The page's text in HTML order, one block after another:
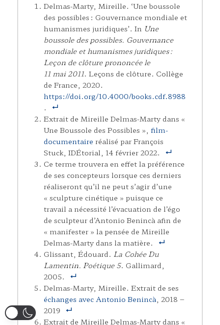
Delmas-Marty, Mireille. ‘Une boussole
des possibles : Gouvernance mondiale et
humanismes juridiques’. In Une
boussole des possibles. Gouvernance
mondiale et humanismes juridiques:
Leçon de clôture prononcée le
11 mai 2011. Leçons de clôture. Collège
de France, 2020.
https://doi.org/10.4000/books.cdf.8988
.
Extrait de Mireille Delmas-Marty dans «
Une Boussole des Possibles », film-
documentaire réalisé par François
Stuck, IDÉtorial, 14 février 2022.
Ce terme trouvera en effet la préférence
de ses concepteurs lorsque ces derniers
réaliseront qu’il ne peut s’agir d’une
« sculpture cinétique » puisque ce
travail a nécessité l’évacuation de l’égo
de sculpteur d’Antonio Benincà afin de
« manifester » la pensée de Mireille
Delmas-Marty dans la matière.
Glissant, Édouard. La Cohée Du
Lamentin. Poétique 5. Gallimard,
2005.
Delmas-Marty, Mireille. Extrait de ses
échanges avec Antonio Benincà, 2018 –
2019
Extrait de Mireille Delmas-Marty dans «